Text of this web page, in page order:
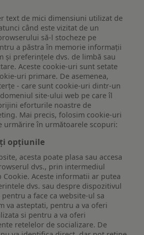
text de mici dimensiuni utilizat de
când este vizitat de un
să-l stocheze pe
a păstra în memorie informații
și preferințele dvs. de limbă sau
Aceste cookie-uri sunt setate
uri primare. De asemenea,
- care sunt cookie-uri dintr-un
site-ului web pe care îl
eforturile noastre de
Mai precis, folosim cookie-uri
urmărire în următoarele scopuri:
opțiunile
acesta poate plasa sau accesa
dvs., prin intermediul
Aceste informatii ar putea
dvs. sau despre dispozitivul
a face ca website-ul sa
va asteptati, pentru a va oferi
si pentru a va oferi
retelelor de socializare. De